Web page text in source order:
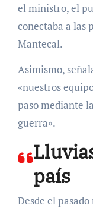
el ministro, el
conectaba a las
Mantecal.
Asimismo,
«nuestros
paso mediante
guerra».
país
Desde el